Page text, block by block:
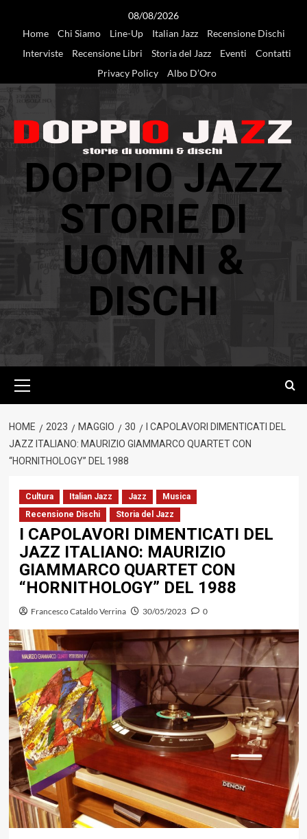
08/08/2026
Home
Chi Siamo Line-Up Italian Jazz
Recensione Dischi
Interviste
Recensione Libri Storia del Jazz Eventi
Contatti
Privacy Policy
Albo D’Oro
DOPPIO JAZZ
STORIE DI
UOMINI &
DISCHI
principale
HOME 2023 MAGGIO 30
I CAPOLAVORI DIMENTICATI DEL
JAZZ ITALIANO: MAURIZIO GIAMMARCO QUARTET CON
“HORNITHOLOGY” DEL 1988
Cultura Italian Jazz Jazz
Musica
Recensione Dischi
Storia del Jazz
I CAPOLAVORI DIMENTICATI DEL
JAZZ ITALIANO: MAURIZIO
GIAMMARCO QUARTET CON
“HORNITHOLOGY” DEL 1988
Francesco Cataldo Verrina 30/05/2023 0